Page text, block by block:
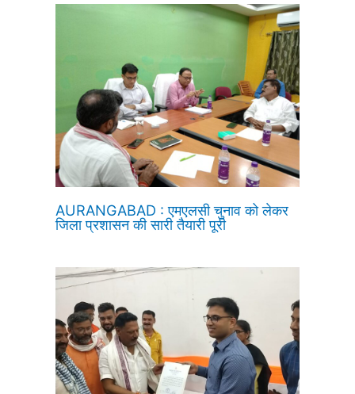
AURANGABAD : एमएलसी चुनाव को लेकर
जिला प्रशासन की सारी तैयारी पूरी